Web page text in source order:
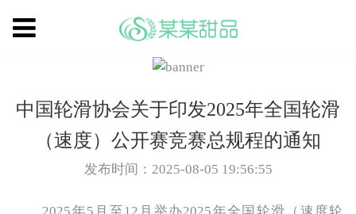
中国轮滑协会关于印发2025年全国轮滑
（速度）公开赛竞赛总规程的通知
发布时间：2025-08-05 19:56:55